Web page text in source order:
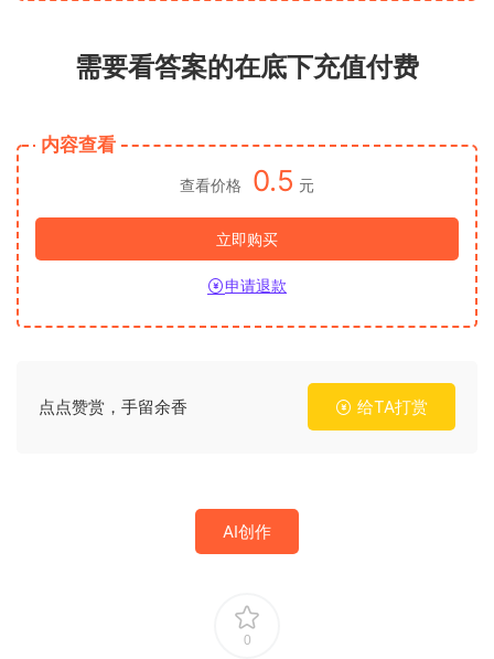
需要看答案的在底下充值付费
内容查看
查看价格 0.5 元
立即购买
申请退款
点点赞赏，手留余香 给TA打赏
AI创作
0